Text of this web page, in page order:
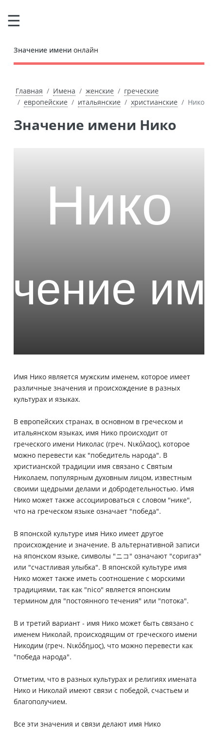
Значение имени онлайн
Главная Имена женские
греческие
европейские
итальянские христианские Нико
Значение имени Нико
Имя Нико является мужским именем, которое имеет
различные значения и происхождение в разных
культурах и языках.
В европейских странах, в основном в греческом и
итальянском языках, имя Нико происходит от
греческого имени Николас (греч. Νικόλαος), которое
можно перевести как "победитель народа". В
христианской традиции имя связано с Святым
Николаем, популярным духовным лицом, известным
своими щедрыми делами и добродетельностью. Имя
Нико может также ассоциироваться с словом "нике",
что на греческом языке означает "победа".
В японской культуре имя Нико имеет другое
происхождение и значение. В альтернативной записи
на японском языке, символы "ニコ" означают "соригаэ"
или "счастливая улыбка". В японской культуре имя
Нико может также иметь соотношение с морскими
традициями, так как "nico" является японским
термином для "постоянного течения" или "потока".
В и третий вариант - имя Нико может быть связано с
именем Николай, происходящим от греческого имени
Никодим (греч. Νικόδημος), что можно перевести как
"победа народа".
Отметим, что в разных культурах и религиях имената
Нико и Николай имеют связи с победой, счастьем и
благополучием.
Все эти значения и связи делают имя Нико